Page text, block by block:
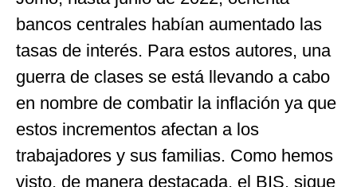
bancos centrales habían aumentado las
tasas de interés. Para estos autores, una
guerra de clases se está llevando a cabo
en nombre de combatir la inflación ya que
estos incrementos afectan a los
trabajadores y sus familias. Como hemos
visto, de manera destacada, el BIS, sigue